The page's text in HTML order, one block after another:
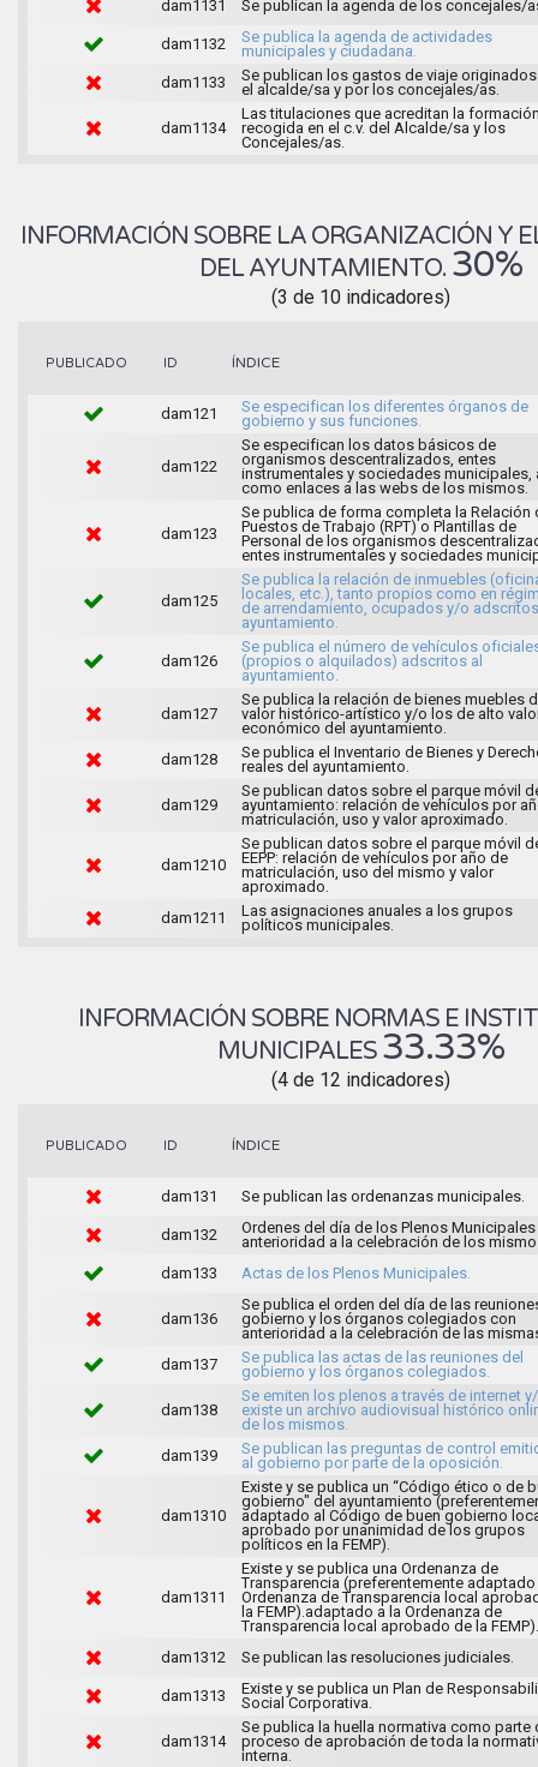
dam1131 Se publican la agenda de los concejales/
dam1132
Se publica la agenda de actividades
municipales y ciudadana.
dam1133
Se publican los gastos de viaje
el alcalde/sa y por los concejales/as.
dam1134
Las titulaciones que acreditan la
recogida en el c.v. del Alcalde/sa y los
Concejales/as.
INFORMACIÓN SOBRE LA ORGANIZACIÓN Y
DEL AYUNTAMIENTO. 30%
(3 de 10 indicadores)
PUBLICADO ID ÍNDICE
dam121
Se especifican los diferentes órganos de
gobierno y sus funciones.
dam122
Se especifican los datos básicos de
organismos descentralizados, entes
instrumentales y sociedades municipales,
como enlaces a las webs de los mismos.
dam123
Se publica de forma completa la Relación
Puestos de Trabajo (RPT) o Plantillas de
Personal de los organismos
entes instrumentales y sociedades
dam125
Se publica la relación de inmuebles
locales, etc.), tanto propios como en
de arrendamiento, ocupados y/o
ayuntamiento.
dam126
Se publica el número de vehículos
(propios o alquilados) adscritos al
ayuntamiento.
dam127
Se publica la relación de bienes muebles
valor histórico-artístico y/o los de alto
económico del ayuntamiento.
dam128
Se publica el Inventario de Bienes y
reales del ayuntamiento.
dam129
Se publican datos sobre el parque móvil
ayuntamiento: relación de vehículos por
matriculación, uso y valor aproximado.
dam1210
Se publican datos sobre el parque móvil
EEPP: relación de vehículos por año de
matriculación, uso del mismo y valor
aproximado.
dam1211
Las asignaciones anuales a los grupos
políticos municipales.
INFORMACIÓN SOBRE NORMAS E
MUNICIPALES 33.33%
(4 de 12 indicadores)
PUBLICADO ID ÍNDICE
dam131 Se publican las ordenanzas municipales.
dam132
Ordenes del día de los Plenos
anterioridad a la celebración de los
dam133
Actas de los Plenos Municipales.
dam136
Se publica el orden del día de las
gobierno y los órganos colegiados con
anterioridad a la celebración de las
dam137
Se publica las actas de las reuniones del
gobierno y los órganos colegiados.
dam138
Se emiten los plenos a través de internet
existe un archivo audiovisual histórico
de los mismos.
dam139
Se publican las preguntas de control
al gobierno por parte de la oposición.
dam1310
Existe y se publica un “Código ético o de
gobierno" del ayuntamiento
adaptado al Código de buen gobierno
aprobado por unanimidad de los grupos
políticos en la FEMP).
dam1311
Existe y se publica una Ordenanza de
Transparencia (preferentemente adaptado
Ordenanza de Transparencia local
la FEMP).adaptado a la Ordenanza de
Transparencia local aprobado de la FEMP).
dam1312
Se publican las resoluciones judiciales.
dam1313
Existe y se publica un Plan de
Social Corporativa.
dam1314
Se publica la huella normativa como parte
proceso de aprobación de toda la
interna.